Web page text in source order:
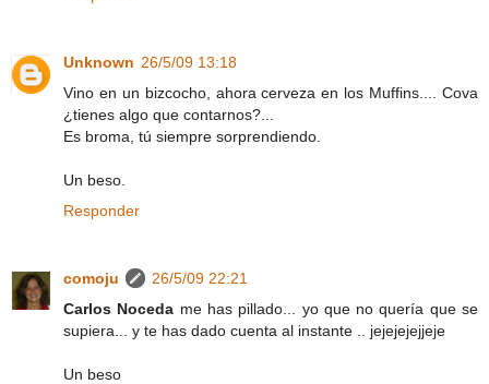
Unknown 26/5/09 13:18
Vino en un bizcocho, ahora cerveza en los Muffins.... Cova
¿tienes algo que contarnos?...
Es broma, tú siempre sorprendiendo.
Un beso.
Responder
comoju
26/5/09 22:21
Carlos Noceda me has pillado... yo que no quería que se
supiera... y te has dado cuenta al instante .. jejejejejjeje
Un beso